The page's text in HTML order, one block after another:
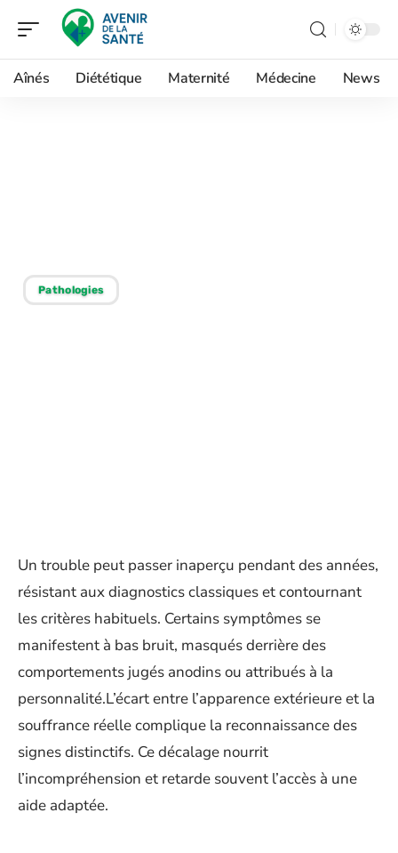
Aînés Diététique Maternité Médecine News
Pathologies
Un trouble peut passer inaperçu pendant des années,
résistant aux diagnostics classiques et contournant
les critères habituels. Certains symptômes se
manifestent à bas bruit, masqués derrière des
comportements jugés anodins ou attribués à la
personnalité.L’écart entre l’apparence extérieure et la
souffrance réelle complique la reconnaissance des
signes distinctifs. Ce décalage nourrit
l’incompréhension et retarde souvent l’accès à une
aide adaptée.